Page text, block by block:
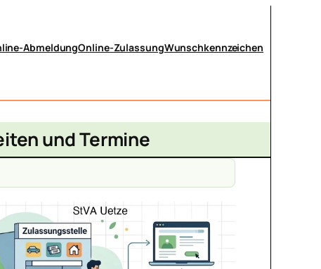
AbmeldungOnline-ZulassungWunschkennzeichen
und Termine